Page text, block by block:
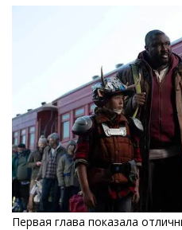
Первая глава показала